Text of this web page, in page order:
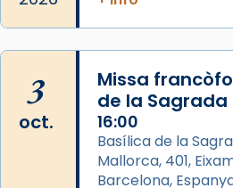
Memòria de les santes
Semproniana, verges i
Acompanyant la història
partir de l’Edat Mitjana
que les santes Juliana
Semproniana (“relatiu a
3
oct.
Missa
de la Sagrada
16:00
Basílica de la
Mallorca, 401,
Barcelona,